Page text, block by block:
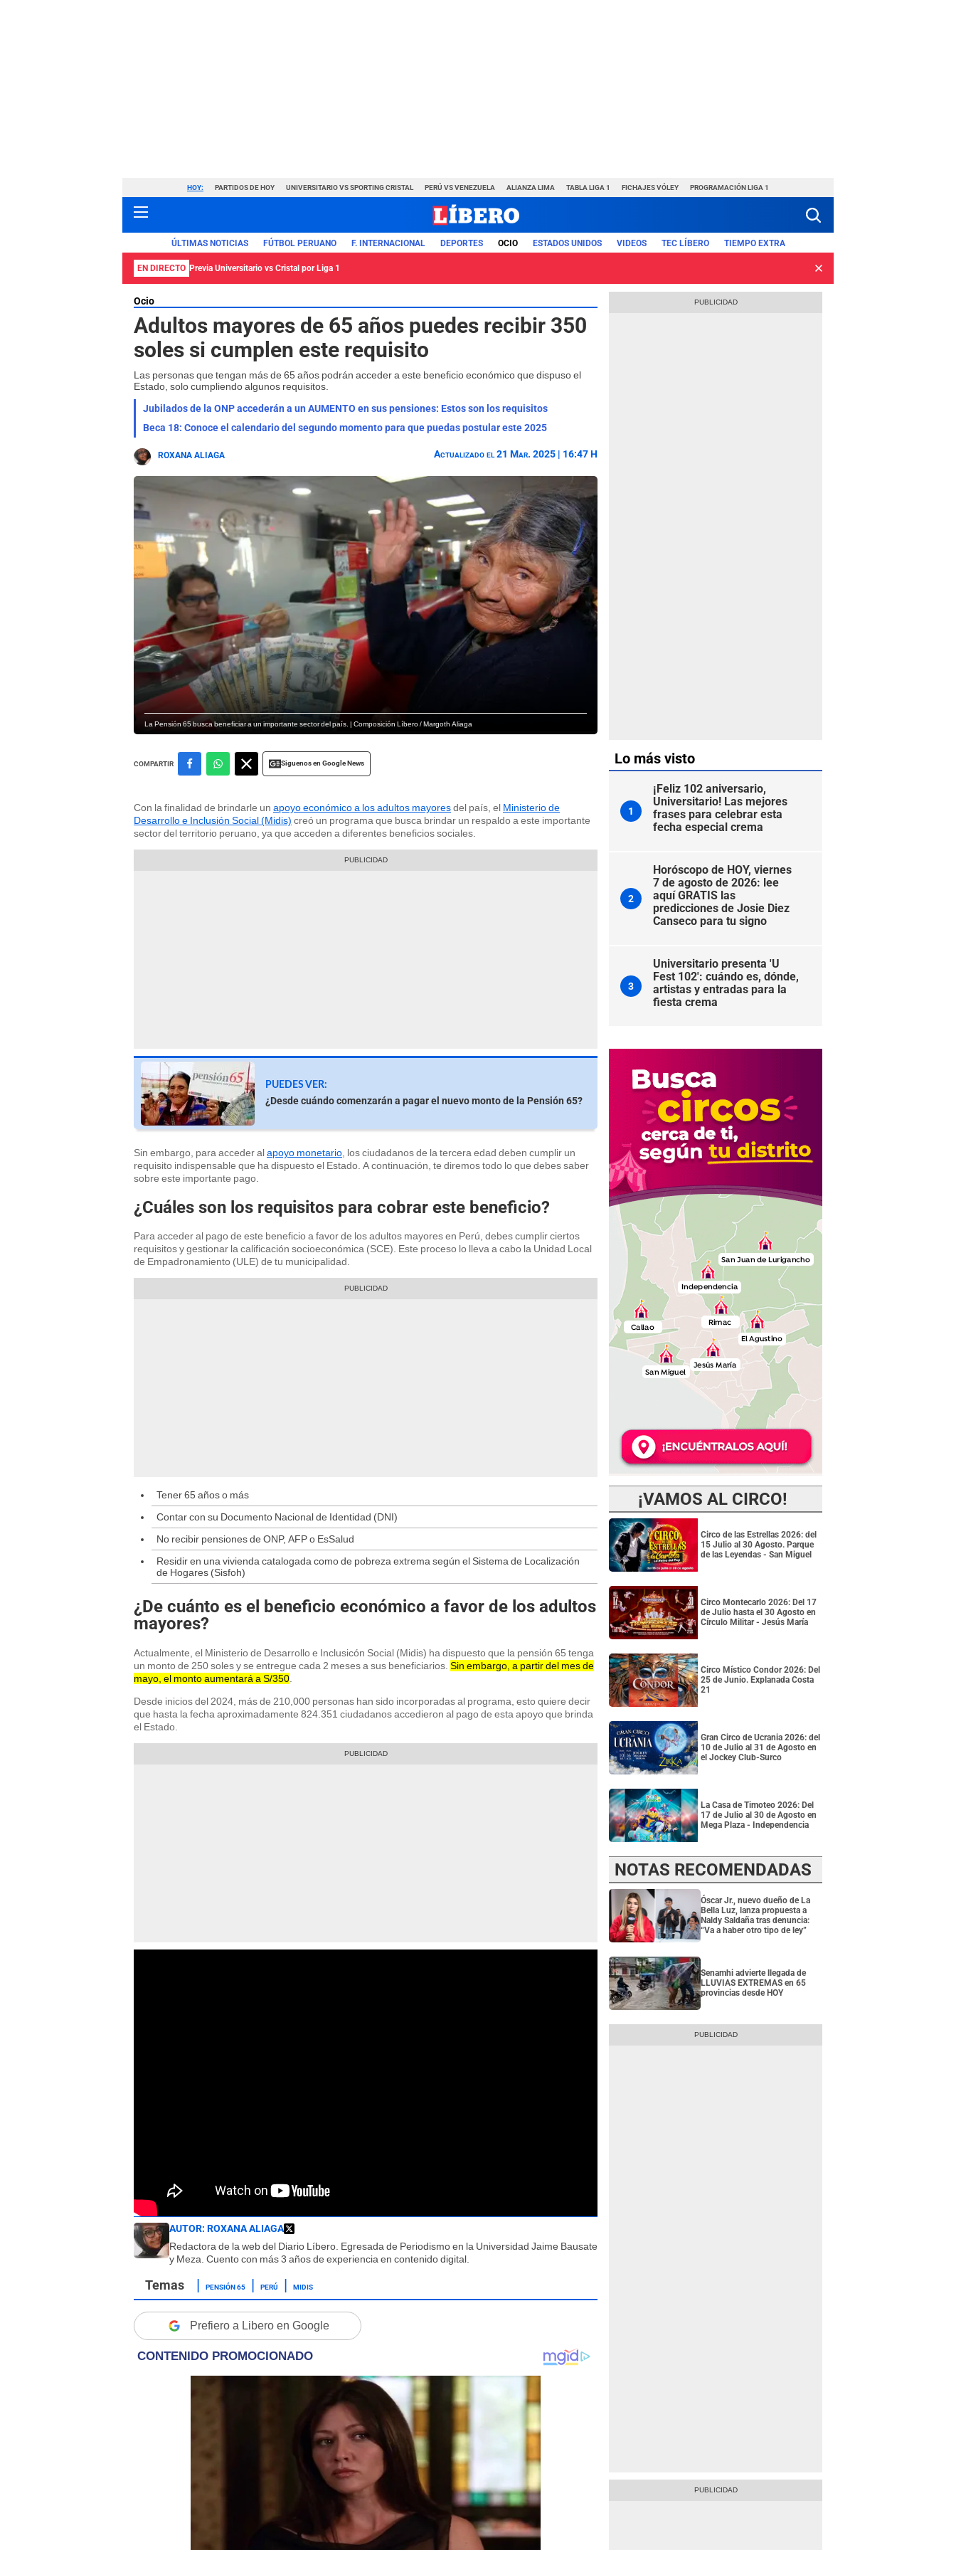
HOY: PARTIDOS DE HOY UNIVERSITARIO VS SPORTING CRISTAL PERÚ VS VENEZUELA ALIANZA LIMA TABLA LIGA 1 FICHAJES VÓLEY PROGRAMACIÓN LIGA 1
ÚLTIMAS NOTICIAS FÚTBOL PERUANO F. INTERNACIONAL DEPORTES OCIO ESTADOS UNIDOS VIDEOS TEC LÍBERO TIEMPO EXTRA
EN DIRECTO Previa Universitario vs Cristal por Liga 1
Ocio
Adultos mayores de 65 años puedes recibir 350
soles si cumplen este requisito
Las personas que tengan más de 65 años podrán acceder a este beneficio económico que dispuso el
Estado, solo cumpliendo algunos requisitos.
Jubilados de la ONP accederán a un AUMENTO en sus pensiones: Estos son los requisitos
Beca 18: Conoce el calendario del segundo momento para que puedas postular este 2025
ROXANA ALIAGA Actualizado el 21 Mar. 2025 | 16:47 H
La Pensión 65 busca beneficiar a un importante sector del país. | Composición Líbero / Margoth Aliaga
COMPARTIR Siguenos en Google News
Con la finalidad de brindarle un apoyo económico a los adultos mayoresdel país, el Ministerio de
Desarrollo e Inclusión Social (Midis) creó un programa que busca brindar un respaldo a este importante
sector del territorio peruano, ya que acceden a diferentes beneficios sociales.
PUEDES VER:
¿Desde cuándo comenzarán a pagar el nuevo monto de la Pensión 65?
Sin embargo, para acceder alapoyo monetario , los ciudadanos de la tercera edad deben cumplir un
requisito indispensable que ha dispuesto el Estado. A continuación, te diremos todo lo que debes saber
sobre este importante pago.
¿Cuáles son los requisitos para cobrar este beneficio?
Para acceder al pago de este beneficio a favor de los adultos mayores en Perú, debes cumplir ciertos
requisitos y gestionar la calificación socioeconómica (SCE). Este proceso lo lleva a cabo la Unidad Local
de Empadronamiento (ULE) de tu municipalidad.
Tener 65 años o más
Contar con su Documento Nacional de Identidad (DNI)
No recibir pensiones de ONP, AFP o EsSalud
Residir en una vivienda catalogada como de pobreza extrema según el Sistema de Localización
de Hogares (Sisfoh)
¿De cuánto es el beneficio económico a favor de los adultos
mayores?
Actualmente, el Ministerio de Desarrollo e Inclusicón Social (Midis) ha dispuesto que la pensión 65 tenga
un monto de 250 soles y se entregue cada 2 meses a sus beneficiarios. Sin embargo, a partir del mes de
mayo, el monto aumentará a S/350.
Desde inicios del 2024, más de 210,000 personas han sido incorporadas al programa, esto quiere decir
que hasta la fecha aproximadamente 824.351 ciudadanos accedieron al pago de esta apoyo que brinda
el Estado.
AUTOR: ROXANA ALIAGA
Redactora de la web del Diario Líbero. Egresada de Periodismo en la Universidad Jaime Bausate
y Meza. Cuento con más 3 años de experiencia en contenido digital.
PENSIÓN 65 PERÚ MIDIS
Prefiero a Libero en Google
Lo más visto
1
¡Feliz 102 aniversario,
Universitario! Las mejores
frases para celebrar esta
fecha especial crema
2
Horóscopo de HOY, viernes
7 de agosto de 2026: lee
aquí GRATIS las
predicciones de Josie Diez
Canseco para tu signo
3
Universitario presenta 'U
Fest 102': cuándo es, dónde,
artistas y entradas para la
fiesta crema
¡VAMOS AL CIRCO!
Circo de las Estrellas 2026: del
15 Julio al 30 Agosto. Parque
de las Leyendas - San Miguel
Circo Montecarlo 2026: Del 17
de Julio hasta el 30 Agosto en
Círculo Militar - Jesús María
Circo Místico Condor 2026: Del
25 de Junio. Explanada Costa
21
Gran Circo de Ucrania 2026: del
10 de Julio al 31 de Agosto en
el Jockey Club-Surco
La Casa de Timoteo 2026: Del
17 de Julio al 30 de Agosto en
Mega Plaza - Independencia
NOTAS RECOMENDADAS
Óscar Jr., nuevo dueño de La
Bella Luz, lanza propuesta a
Naldy Saldaña tras denuncia:
“Va a haber otro tipo de ley”
Senamhi advierte llegada de
LLUVIAS EXTREMAS en 65
provincias desde HOY